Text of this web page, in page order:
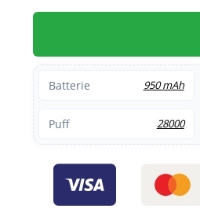
Batterie 950 mAh
Puff 28000